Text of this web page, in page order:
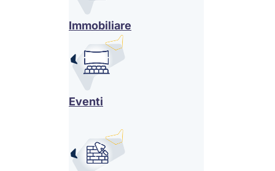
Immobiliare
Eventi